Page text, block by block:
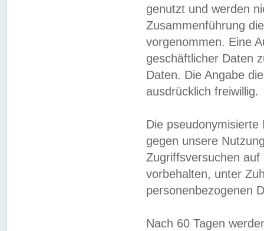
genutzt und werden
Zusammenführung
vorgenommen. Eine
geschäftlicher Daten
Daten. Die Angabe
ausdrücklich freiwillig.
Die
gegen unsere
Zugriffsversuchen
vorbehalten, unter
personenbezogenen
Nach 60 Tagen